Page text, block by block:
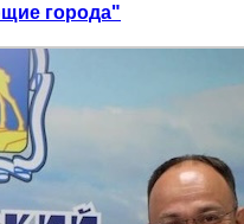
города"